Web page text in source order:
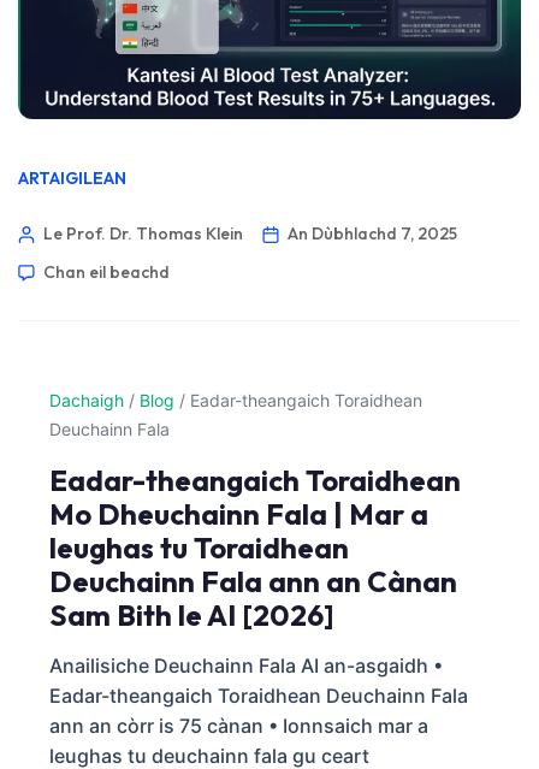
ARTAIGILEAN
Le Prof. Dr. Thomas Klein
An Dùbhlachd 7, 2025
Chan eil beachd
Dachaigh / Blog / Eadar-theangaich Toraidhean
Deuchainn Fala
Eadar-theangaich Toraidhean
Mo Dheuchainn Fala | Mar a
leughas tu Toraidhean
Deuchainn Fala ann an Cànan
Sam Bith le AI [2026]
Anailisiche Deuchainn Fala AI an-asgaidh •
Eadar-theangaich Toraidhean Deuchainn Fala
ann an còrr is 75 cànan • Ionnsaich mar a
leughas tu deuchainn fala gu ceart